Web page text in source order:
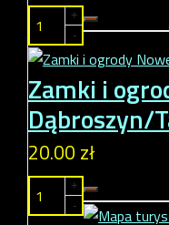
+
-
Zamki i
Dąbroszyn/
20.00 zł
+
-